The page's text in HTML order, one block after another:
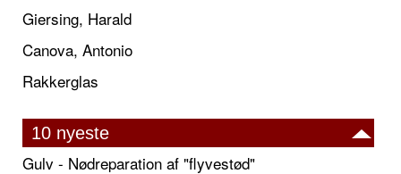
Giersing, Harald
Canova, Antonio
Rakkerglas
10 nyeste
Gulv - Nødreparation af "flyvestød"